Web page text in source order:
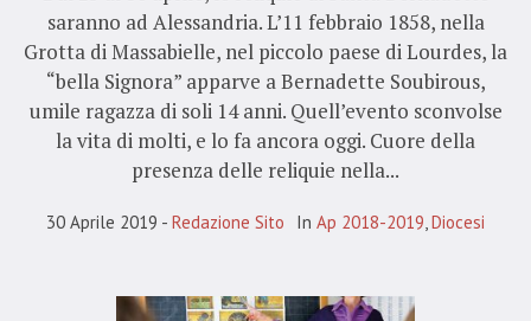
saranno ad Alessandria. L’11 febbraio 1858, nella
Grotta di Massabielle, nel piccolo paese di Lourdes, la
“bella Signora” apparve a Bernadette Soubirous,
umile ragazza di soli 14 anni. Quell’evento sconvolse
la vita di molti, e lo fa ancora oggi. Cuore della
presenza delle reliquie nella...
30 Aprile 2019 Redazione Sito In Ap 2018-2019 Diocesi